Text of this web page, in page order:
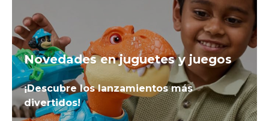
Novedades en juguetes y juegos
¡Descubre los lanzamientos más
divertidos!